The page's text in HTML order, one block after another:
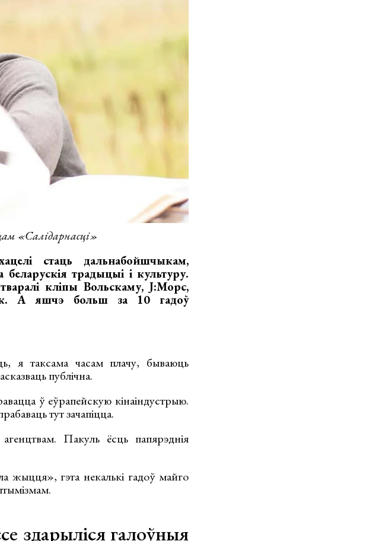
«Салідарнасці»
стаць дальнабойшчыкам,
традыцыі і культуру.
кліпы Вольскаму, J:Морс,
А яшчэ больш за 10 гадоў
я таксама часам плачу, бываюць
публічна.
ў еўрапейскую кінаіндустрыю.
тут зачапіцца.
Пакуль ёсць папярэднія
гэта некалькі гадоў майго
здарыліся галоўныя